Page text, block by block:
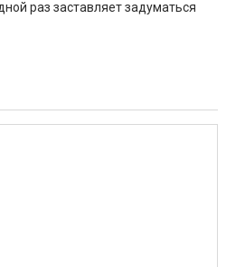
раз заставляет задуматься